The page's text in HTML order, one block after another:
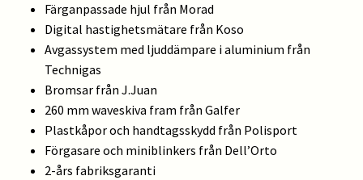
Färganpassade hjul från Morad
Digital hastighetsmätare från Koso
Avgassystem med ljuddämpare i aluminium från
Technigas
Bromsar från J.Juan
260 mm waveskiva fram från Galfer
Plastkåpor och handtagsskydd från Polisport
Förgasare och miniblinkers från Dell’Orto
2-års fabriksgaranti